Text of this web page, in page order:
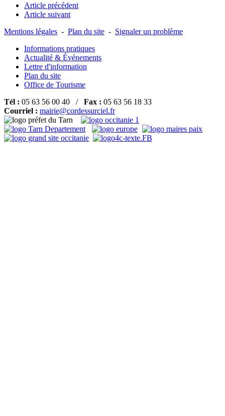
Article précédent
Article suivant
Mentions légales - Plan du site - Signaler un problème
Informations pratiques
Actualité & Événements
Lettre d'information
Plan du site
Office de Tourisme
Tél : 05 63 56 00 40 / Fax : 05 63 56 18 33
Courriel : mairie@cordessurciel.fr